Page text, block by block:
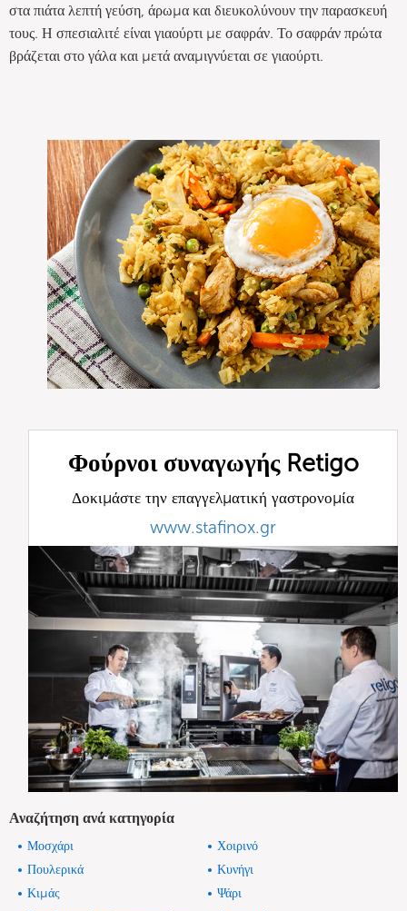
στα πιάτα λεπτή γεύση, άρωμα και διευκολύνουν την παρασκευή
τους. Η σπεσιαλιτέ είναι γιαούρτι με σαφράν. Το σαφράν πρώτα
βράζεται στο γάλα και μετά αναμιγνύεται σε γιαούρτι.
Φούρνοι συναγωγής Retigo
Δοκιμάστε την επαγγελματική γαστρονομία
www.stafinox.gr
Αναζήτηση ανά κατηγορία
Μοσχάρι
Χοιρινό
Πουλερικά
Κυνήγι
Κιμάς
Ψάρι